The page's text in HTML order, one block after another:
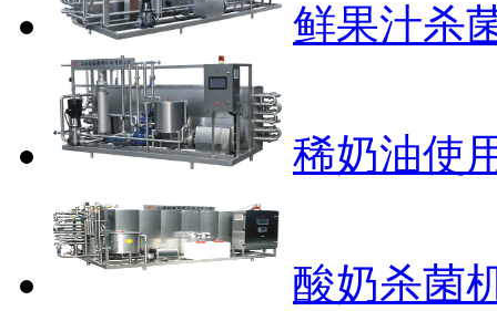
鲜果汁杀
稀奶油使
酸奶杀菌